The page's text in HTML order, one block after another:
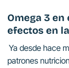
Omega 3
efectos en
Ya desde hace
patrones